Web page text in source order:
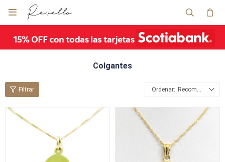

Colgantes
Recomendados